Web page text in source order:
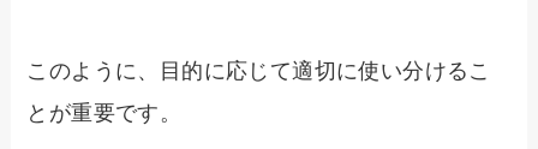
このように、目的に応じて適切に使い分けるこ
とが重要です。